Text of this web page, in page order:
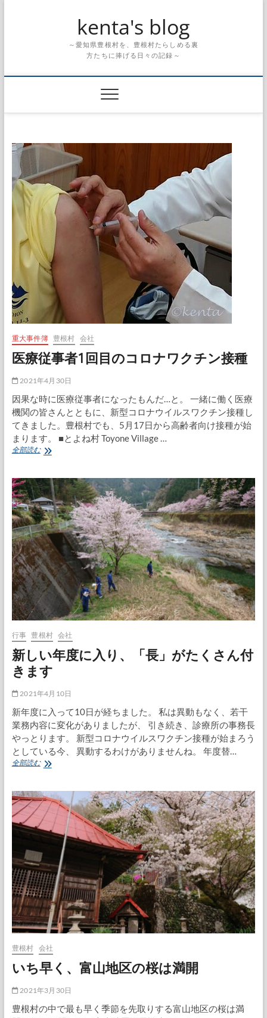
kenta's blog
～愛知県豊根村を、豊根村たらしめる裏
方たちに捧げる日々の記録～
重大事件簿 豊根村 会社
医療従事者1回目のコロナワクチン接種
2021年4月30日
因果な時に医療従事者になったもんだ…と。 一緒に働く医療
機関の皆さんとともに、新型コロナウイルスワクチン接種し
てきました。豊根村でも、5月17日から高齢者向け接種が始
まります。 ■とよね村 Toyone Village …
全部読む医
事
者
1
回
目
の
コ
ロ
ナ
ワ
ク
チ
ン
接
種
行事 豊根村 会社
新しい年度に入り、「長」がたくさん付
きます
2021年4月10日
新年度に入って10日が経ちました。 私は異動もなく、若干
業務内容に変化がありましたが、 引き続き、診療所の事務長
やっとります。 新型コロナウイルスワクチン接種が始まろう
としている今、 異動するわけがありませんね。 年度替…
全部読む新
年
度
に
入
り、
が
た
く
さ
ん
付
き
ま
す
豊根村 会社
いち早く、富山地区の桜は満開
2021年3月30日
豊根村の中で最も早く季節を先取りする富山地区の桜は満